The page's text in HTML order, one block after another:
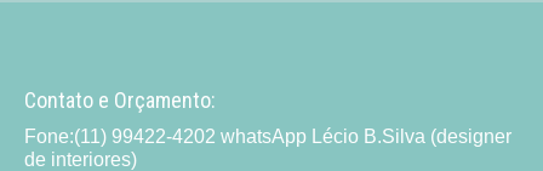
Contato e Orçamento:
Fone:(11) 99422-4202 whatsApp Lécio B.Silva (designer
de interiores)